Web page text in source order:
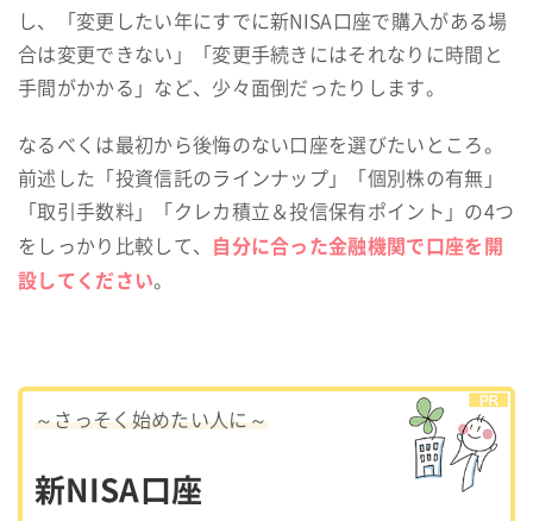
し、「変更したい年にすでに新NISA口座で購入がある場
合は変更できない」「変更手続きにはそれなりに時間と
手間がかかる」など、少々面倒だったりします。
なるべくは最初から後悔のない口座を選びたいところ。
前述した「投資信託のラインナップ」「個別株の有無」
「取引手数料」「クレカ積立＆投信保有ポイント」の4つ
をしっかり比較して、
自分に合った金融機関で口座を開
設してください。
～さっそく始めたい人に～
新NISA口座